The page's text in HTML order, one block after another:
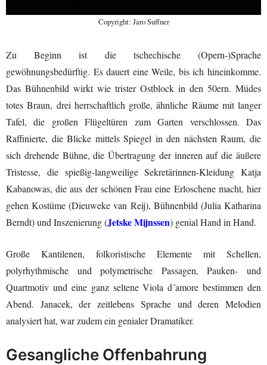
Copyright: Jaro Suffner
Zu Beginn ist die tschechische (Opern-)Sprache
gewöhnungsbedürftig. Es dauert eine Weile, bis ich hineinkomme.
Das Bühnenbild wirkt wie trister Ostblock in den 50ern. Müdes
totes Braun, drei herrschaftlich große, ähnliche Räume mit langer
Tafel, die großen Flügeltüren zum Garten verschlossen. Das
Raffinierte, die Blicke mittels Spiegel in den nächsten Raum, die
sich drehende Bühne, die Übertragung der inneren auf die äußere
Tristesse, die spießig-langweilige Sekretärinnen-Kleidung Katja
Kabanowas, die aus der schönen Frau eine Erloschene macht, hier
gehen Kostüme (Dieuweke van Reij), Bühnenbild (Julia Katharina
Berndt) und Inszenierung (Jetske Mijnssen) genial Hand in Hand.
Große Kantilenen, folkoristische Elemente mit Schellen,
polyrhythmische und polymetrische Passagen, Pauken- und
Quartmotiv und eine ganz seltene Viola d´amore bestimmen den
Abend. Janacek, der zeitlebens Sprache und deren Melodien
analysiert hat, war zudem ein genialer Dramatiker.
Gesangliche Offenbahrung